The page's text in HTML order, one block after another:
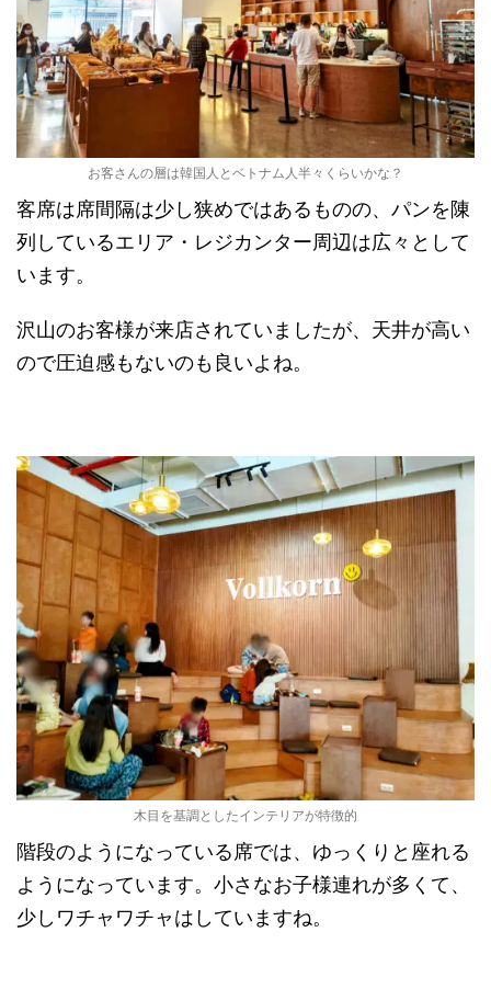
お客さんの層は韓国人とベトナム人半々くらいかな？
客席は席間隔は少し狭めではあるものの、パンを陳
列しているエリア・レジカンター周辺は広々として
います。
沢山のお客様が来店されていましたが、天井が高い
ので圧迫感もないのも良いよね。
木目を基調としたインテリアが特徴的
階段のようになっている席では、ゆっくりと座れる
ようになっています。小さなお子様連れが多くて、
少しワチャワチャはしていますね。